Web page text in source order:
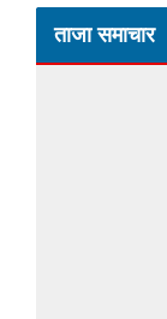
ताजा समाचार